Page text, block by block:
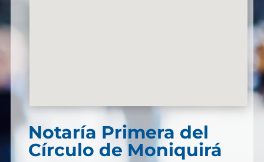
Notaría Primera del
Círculo de Moniquirá